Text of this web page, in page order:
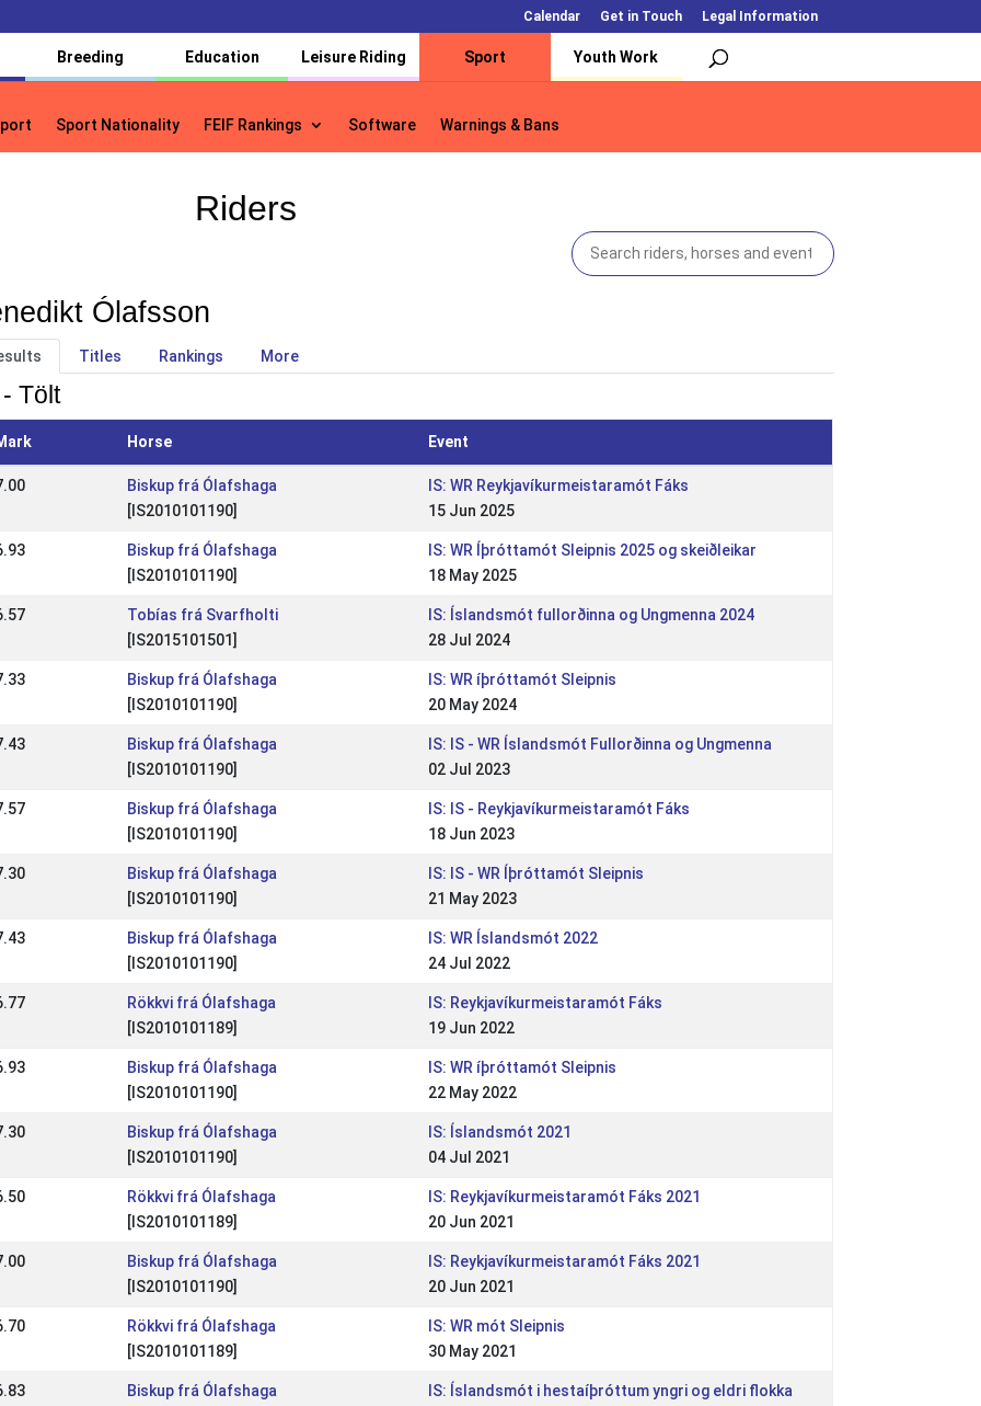
Calendar Get in Touch Legal Information
Breeding Education Leisure Riding Sport Youth Work
Sport Nationality FEIF Rankings Software Warnings & Bans
Sport Nationality FEIF Rankings Software Warnings & Bans
Riders
Ólafsson
Titles Rankings More
Tölt
Horse Event
Biskup frá Ólafshaga
[IS2010101190]
IS: WR Reykjavíkurmeistaramót Fáks
15 Jun 2025
Biskup frá Ólafshaga
[IS2010101190]
IS: WR Íþróttamót Sleipnis 2025 og skeiðleikar
18 May 2025
Tobías frá Svarfholti
[IS2015101501]
IS: Íslandsmót fullorðinna og Ungmenna 2024
28 Jul 2024
Biskup frá Ólafshaga
[IS2010101190]
IS: WR íþróttamót Sleipnis
20 May 2024
Biskup frá Ólafshaga
[IS2010101190]
IS: IS - WR Íslandsmót Fullorðinna og Ungmenna
02 Jul 2023
Biskup frá Ólafshaga
[IS2010101190]
IS: IS - Reykjavíkurmeistaramót Fáks
18 Jun 2023
Biskup frá Ólafshaga
[IS2010101190]
IS: IS - WR Íþróttamót Sleipnis
21 May 2023
Biskup frá Ólafshaga
[IS2010101190]
IS: WR Íslandsmót 2022
24 Jul 2022
Rökkvi frá Ólafshaga
[IS2010101189]
IS: Reykjavíkurmeistaramót Fáks
19 Jun 2022
Biskup frá Ólafshaga
[IS2010101190]
IS: WR íþróttamót Sleipnis
22 May 2022
Biskup frá Ólafshaga
[IS2010101190]
IS: Íslandsmót 2021
04 Jul 2021
Rökkvi frá Ólafshaga
[IS2010101189]
IS: Reykjavíkurmeistaramót Fáks 2021
20 Jun 2021
Biskup frá Ólafshaga
[IS2010101190]
IS: Reykjavíkurmeistaramót Fáks 2021
20 Jun 2021
Rökkvi frá Ólafshaga
[IS2010101189]
IS: WR mót Sleipnis
30 May 2021
Biskup frá Ólafshaga
IS: Íslandsmót i hestaíþróttum yngri og eldri flokka